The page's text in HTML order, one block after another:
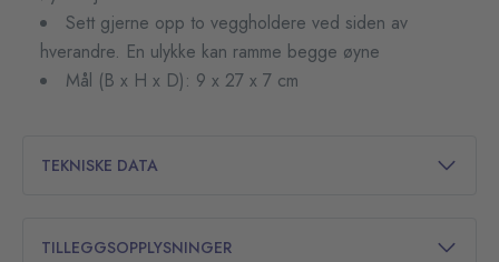
Sett gjerne opp to veggholdere ved siden av
hverandre. En ulykke kan ramme begge øyne
Mål (B x H x D): 9 x 27 x 7 cm
TEKNISKE DATA
TILLEGGSOPPLYSNINGER